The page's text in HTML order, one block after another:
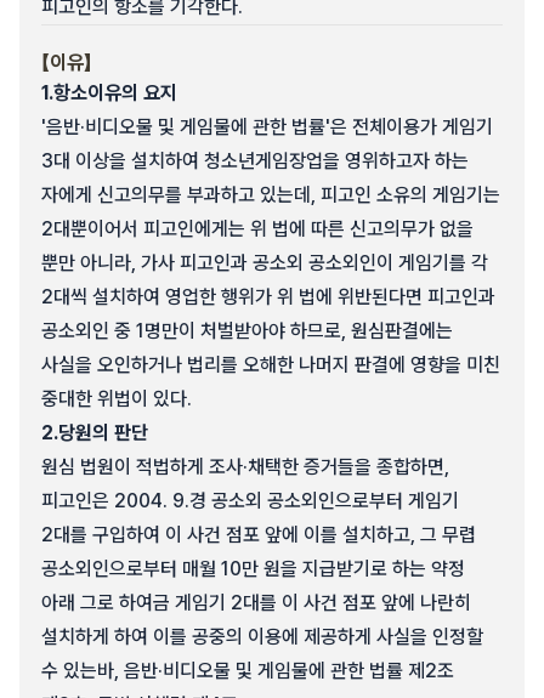
피고인의 항소를 기각한다.
【이유】
1.항소이유의 요지
'음반·비디오물 및 게임물에 관한 법률'은 전체이용가 게임기
3대 이상을 설치하여 청소년게임장업을 영위하고자 하는
자에게 신고의무를 부과하고 있는데, 피고인 소유의 게임기는
2대뿐이어서 피고인에게는 위 법에 따른 신고의무가 없을
뿐만 아니라, 가사 피고인과 공소외 공소외인이 게임기를 각
2대씩 설치하여 영업한 행위가 위 법에 위반된다면 피고인과
공소외인 중 1명만이 처벌받아야 하므로, 원심판결에는
사실을 오인하거나 법리를 오해한 나머지 판결에 영향을 미친
중대한 위법이 있다.
2.당원의 판단
원심 법원이 적법하게 조사·채택한 증거들을 종합하면,
피고인은 2004. 9.경 공소외 공소외인으로부터 게임기
2대를 구입하여 이 사건 점포 앞에 이를 설치하고, 그 무렵
공소외인으로부터 매월 10만 원을 지급받기로 하는 약정
아래 그로 하여금 게임기 2대를 이 사건 점포 앞에 나란히
설치하게 하여 이를 공중의 이용에 제공하게 사실을 인정할
수 있는바, 음반·비디오물 및 게임물에 관한 법률 제2조